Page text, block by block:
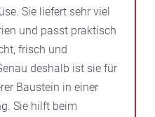
Sie liefert sehr viel
und passt praktisch
frisch und
deshalb ist sie für
Baustein in einer
Sie hilft beim